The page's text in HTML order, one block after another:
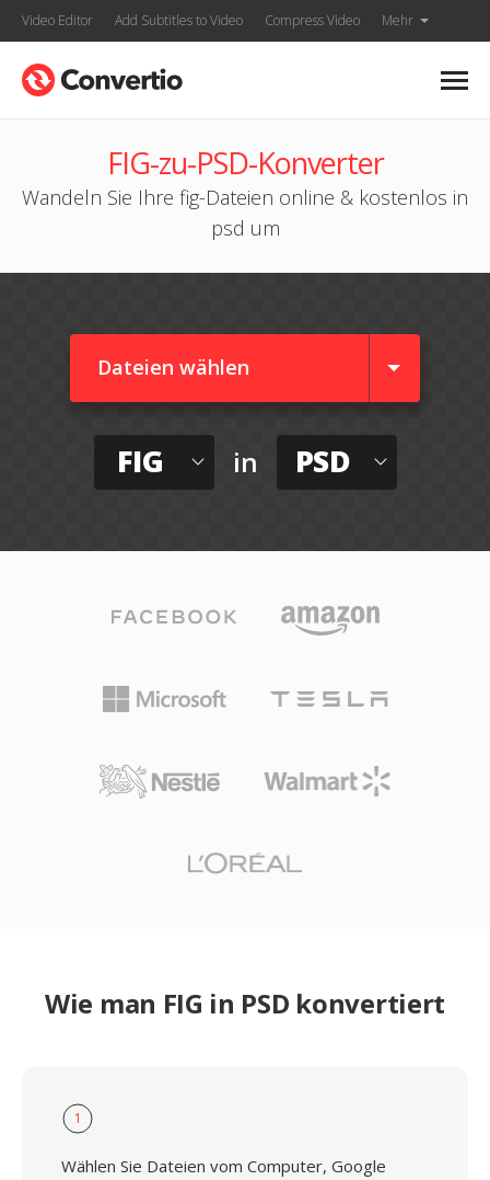
Video Editor Add Subtitles to Video Compress Video Mehr
FIG-zu-PSD-Konverter
Wandeln Sie Ihre fig-Dateien online & kostenlos in
psd um
Dateien wählen
FIG in PSD
Wie man FIG in PSD konvertiert
1
Wählen Sie Dateien vom Computer, Google